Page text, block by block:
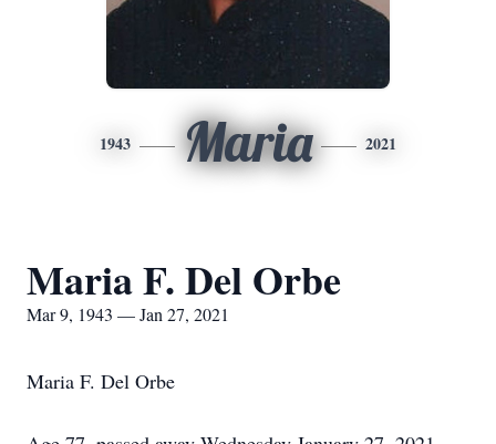
1943 Maria 2021
Maria F. Del Orbe
Mar 9, 1943 — Jan 27, 2021
Maria F. Del Orbe